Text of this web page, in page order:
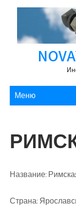
Перейти
содержимому
Меню
Название:
Страна: